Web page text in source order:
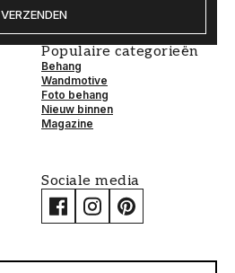
VERZENDEN
Populaire categorieën
Behang
Wandmotive
Foto behang
Nieuw binnen
Magazine
Sociale media